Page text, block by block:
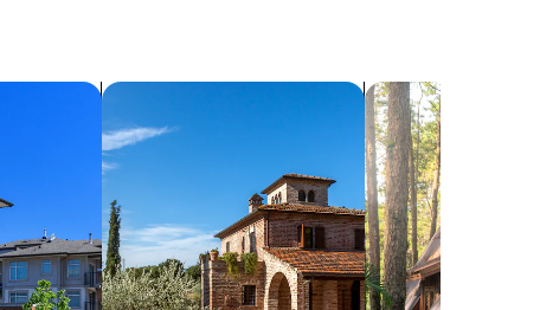
Buscar villas Buscar cabañas